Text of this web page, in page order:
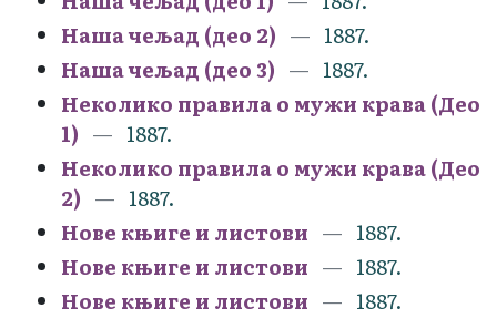
Наша чељад (део 2)
1887.
Наша чељад (део 3)
1887.
Неколико правила о мужи крава (Део
1)
1887.
Неколико правила о мужи крава (Део
2)
1887.
Нове књиге и листови
1887.
Нове књиге и листови
1887.
Нове књиге и листови
1887.